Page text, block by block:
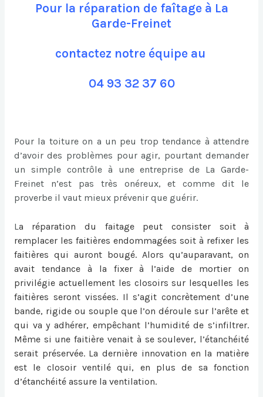
Pour la réparation de faîtage à La
Garde-Freinet
contactez notre équipe au
04 93 32 37 60
Pour la toiture on a un peu trop tendance à attendre
d’avoir des problèmes pour agir, pourtant demander
un simple contrôle à une entreprise de La Garde-
Freinet n’est pas très onéreux, et comme dit le
proverbe il vaut mieux prévenir que guérir.
La réparation du faitage peut consister soit à
remplacer les faitières endommagées soit à refixer les
faitières qui auront bougé. Alors qu’auparavant, on
avait tendance à la fixer à l’aide de mortier on
privilégie actuellement les closoirs sur lesquelles les
faitières seront vissées. Il s’agit concrètement d’une
bande, rigide ou souple que l’on déroule sur l’arête et
qui va y adhérer, empêchant l’humidité de s’infiltrer.
Même si une faitière venait à se soulever, l’étanchéité
serait préservée. La dernière innovation en la matière
est le closoir ventilé qui, en plus de sa fonction
d’étanchéité assure la ventilation.